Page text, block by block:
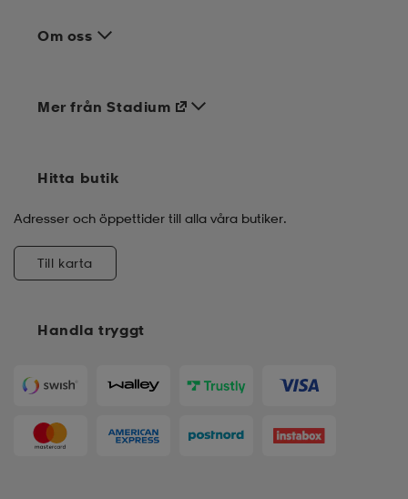
Om oss
Handla tryggt
Mer från Stadium
Hitta butik
Adresser och öppettider till alla våra butiker.
Till karta